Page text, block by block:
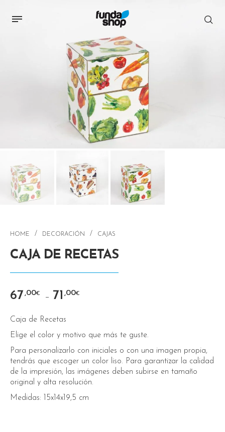
HOME / DECORACIÓN / CAJAS
CAJA DE RECETAS
67 ,00€ – 71 ,00€
Caja de Recetas
Elige el color y motivo que más te guste.
Para personalizarlo con iniciales o con una imagen propia,
tendrás que escoger un color liso. Para garantizar la calidad
de la impresión, las imágenes deben subirse en tamaño
original y alta resolución.
Medidas: 15x14x19,5 cm